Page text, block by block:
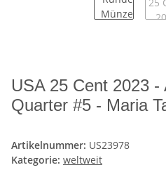
USA 25 Cent 2023
Quarter #5 - Maria
Artikelnummer: US23978
Kategorie: weltweit